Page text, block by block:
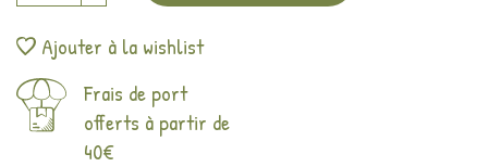
Ajouter à la wishlist
Frais de port
offerts à partir de
40€